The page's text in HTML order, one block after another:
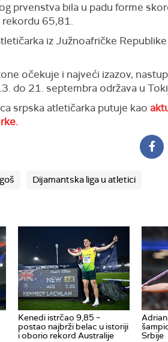
prvenstva bila u padu forme
rekordu 65,81.
iz Južnoafričke Republike
očekuje i najveći izazov,
do 21. septembra održava u
srpska atletičarka putuje kao
Dijamantska liga u atletici
Kenedi istrčao 9,85 –
postao najbrži belac u istoriji
i oborio rekord Australije
Srbije